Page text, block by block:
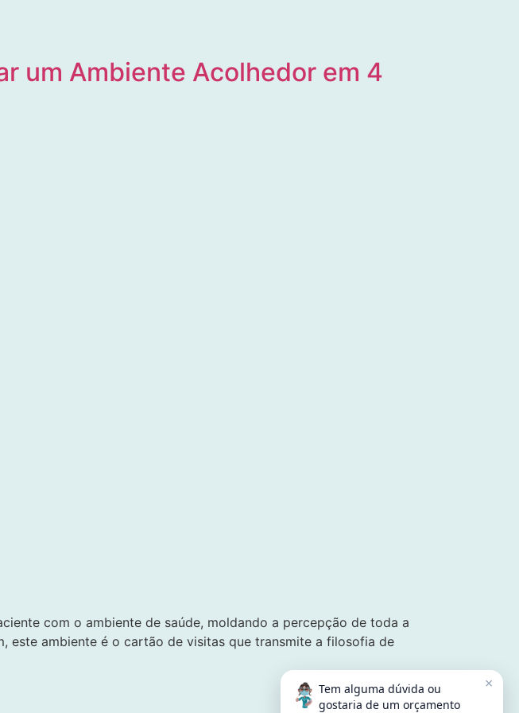
um Ambiente Acolhedor em 4
com o ambiente de saúde, moldando a percepção de toda a
este ambiente é o cartão de visitas que transmite a filosofia de
Tem alguma dúvida ou
gostaria de um orçamento
×